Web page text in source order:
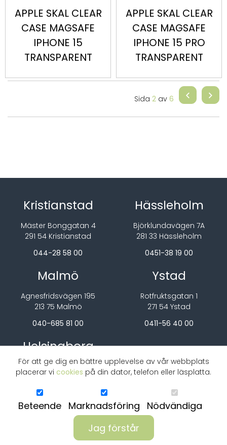
APPLE SKAL CLEAR
CASE MAGSAFE
IPHONE 15
TRANSPARENT
APPLE SKAL CLEAR
CASE MAGSAFE
IPHONE 15 PRO
TRANSPARENT
Sida 2 av 6
Kristianstad
Mäster Bonggatan 4
291 54 Kristianstad
044-28 58 00
Hässleholm
Björklundavägen 7A
281 33 Hässleholm
0451-38 19 00
Malmö
Agnesfridsvägen 195
213 75 Malmö
040-685 81 00
Ystad
Rotfruktsgatan 1
271 54 Ystad
0411-56 40 00
Helsingborg
Garnisonsgatan 10G
254 66 Helsingborg
042-444 29 00
© Copyright PMR MobiltelefoniAktiebolaget 2026 - Alla rättigheter
förbehålls |E-butik från Sentro
För att ge dig en bättre upplevelse av vår webbplats
placerar vi cookies på din dator, telefon eller läsplatta.
Beteende Marknadsföring
Nödvändiga
Jag förstår